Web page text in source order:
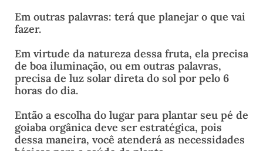
Em outras palavras: terá que planejar o que vai
fazer.
Em virtude da natureza dessa fruta, ela precisa
de boa iluminação, ou em outras palavras,
precisa de luz solar direta do sol por pelo 6
horas do dia.
Então a escolha do lugar para plantar seu pé de
goiaba orgânica deve ser estratégica, pois
dessa maneira, você atenderá as necessidades